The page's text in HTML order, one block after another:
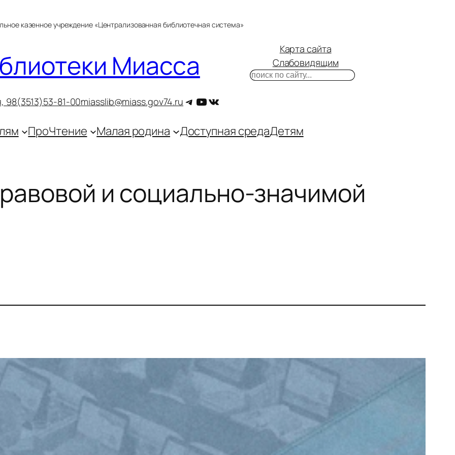
казенное учреждение «Централизованная библиотечная система»
Миасса
98(3513)53-81-00miasslib@miass.gov74.ru Telegram
YouTube
ВКонтакте
Карта сайта
Слабовидящим
Поиск
ПроЧтение Малая родина Доступная средаДетям
и социально-значимой